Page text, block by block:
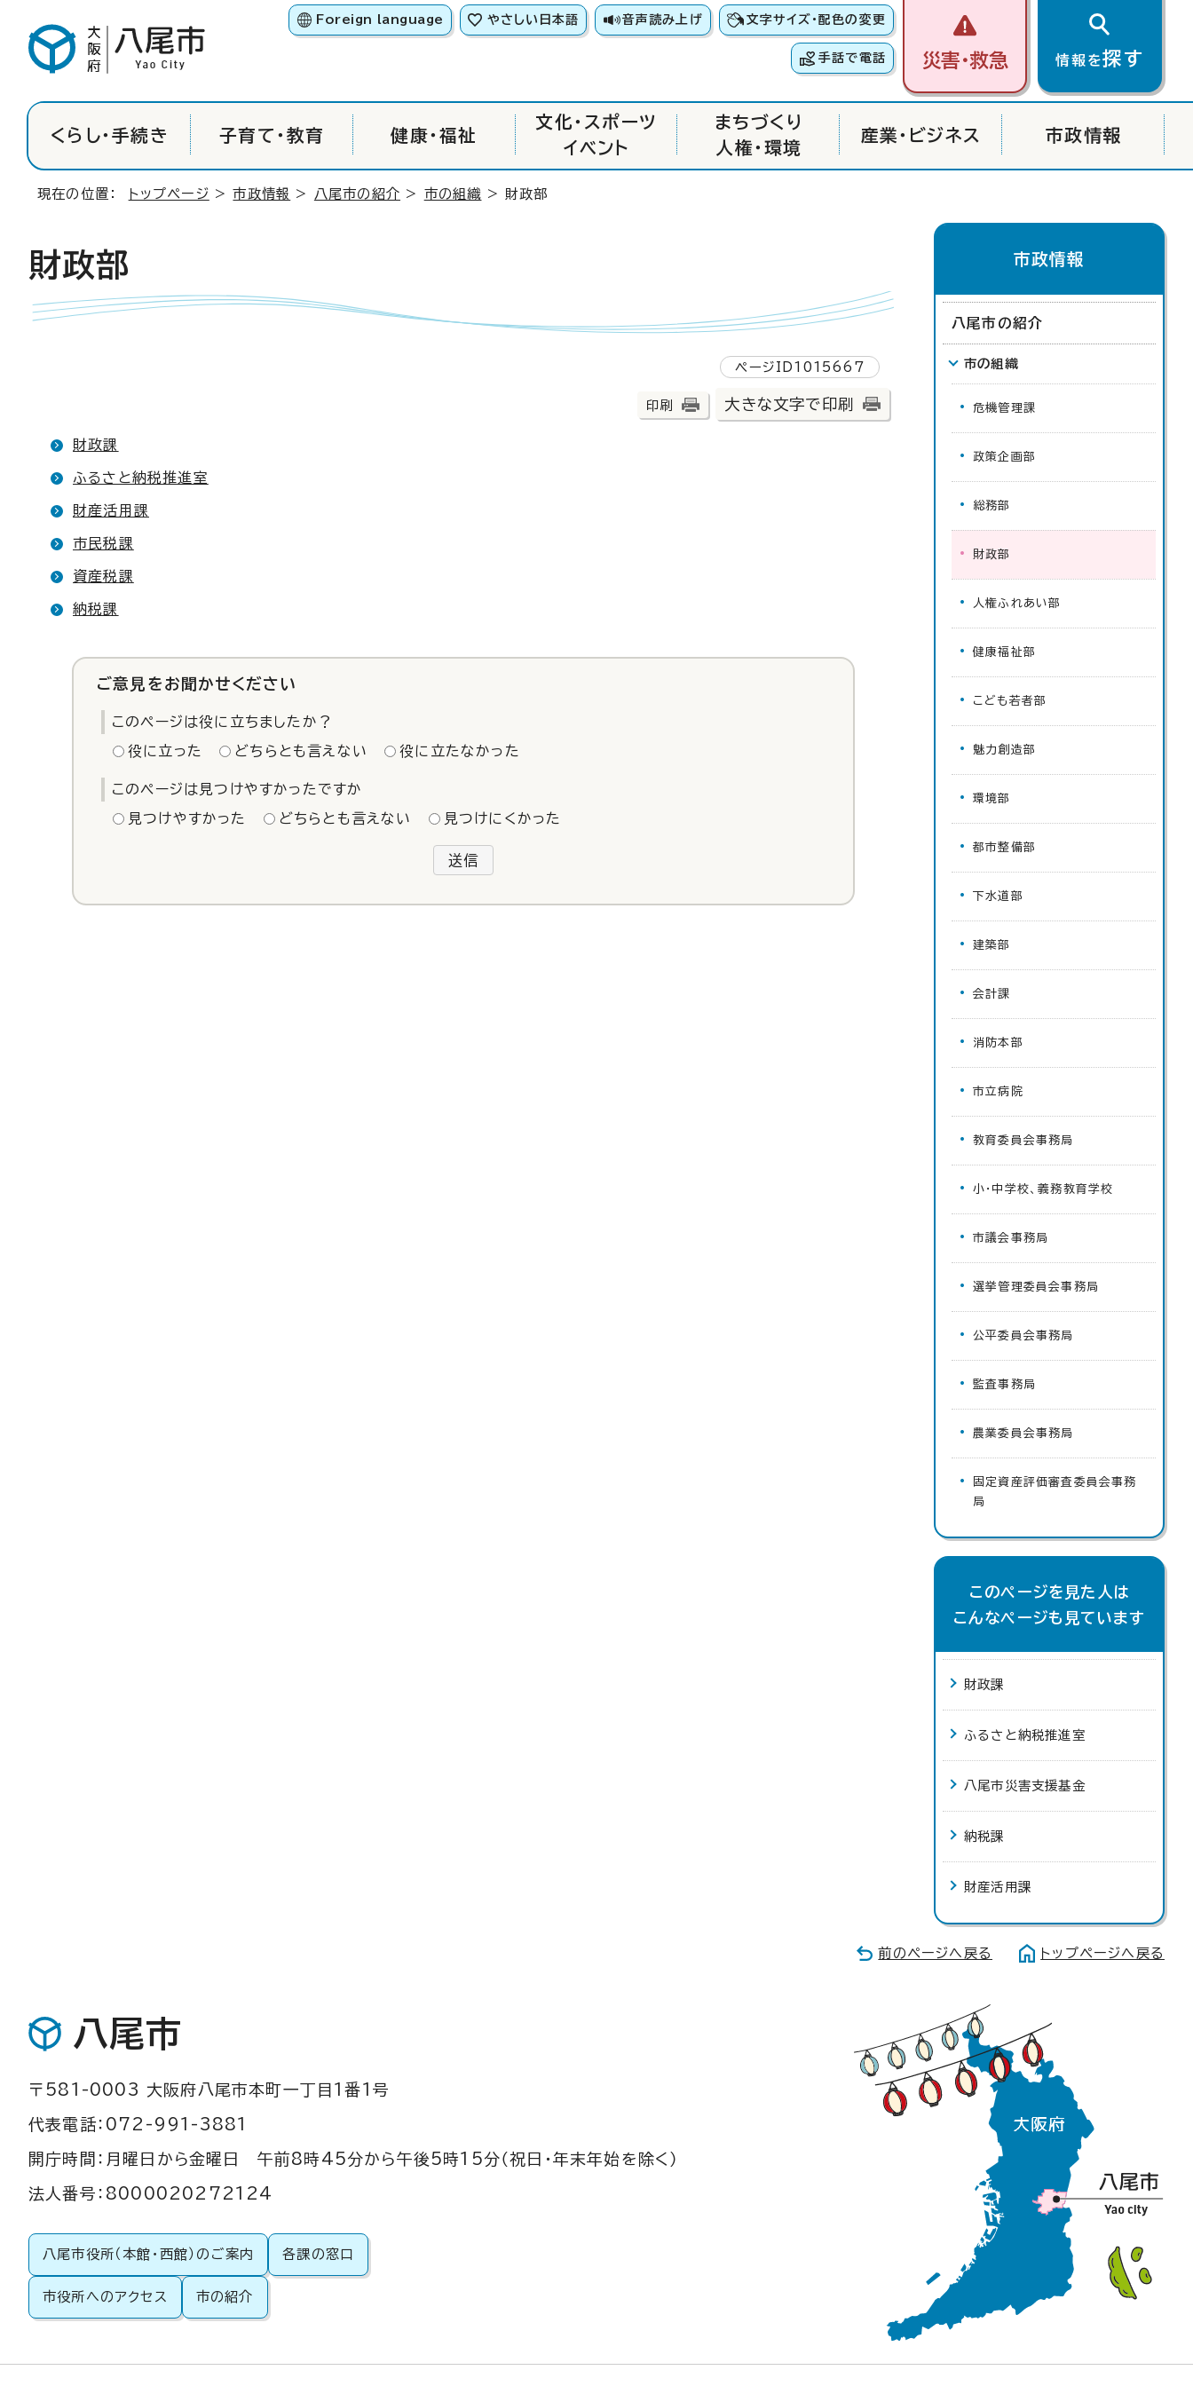
Foreign language やさしい日本語 音声読み上げ 文字サイズ・配色の変更
手話で電話 災害・救急 情報を探す
くらし・手続き 子育て・教育 健康・福祉
文化・スポーツ
イベント
まちづくり
人権・環境
産業・ビジネス 市政情報
現在の位置： トップページ >市政情報 > 八尾市の紹介 > 市の組織 > 財政部
財政部
ページID1015667
印刷 大きな文字で印刷
財政課
ふるさと納税推進室
財産活用課
市民税課
資産税課
納税課
ご意見をお聞かせください
このページは役に立ちましたか？
役に立った どちらとも言えない 役に立たなかった
このページは見つけやすかったですか
見つけやすかった どちらとも言えない 見つけにくかった
送信
市政情報
八尾市の紹介
市の組織
危機管理課
政策企画部
総務部
財政部
人権ふれあい部
健康福祉部
こども若者部
魅力創造部
環境部
都市整備部
下水道部
建築部
会計課
消防本部
市立病院
教育委員会事務局
小・中学校、義務教育学校
市議会事務局
選挙管理委員会事務局
公平委員会事務局
監査事務局
農業委員会事務局
固定資産評価審査委員会事務
局
このページを見た人は
こんなページも見ています
財政課
ふるさと納税推進室
八尾市災害支援基金
納税課
財産活用課
前のページへ戻る トップページへ戻る
八尾市
〒581-0003 大阪府八尾市本町一丁目1番1号
代表電話：072-991-3881
開庁時間：月曜日から金曜日 午前8時45分から午後5時15分（祝日・年末年始を除く）
法人番号：8000020272124
八尾市役所（本館・西館）のご案内 各課の窓口
市役所へのアクセス 市の紹介